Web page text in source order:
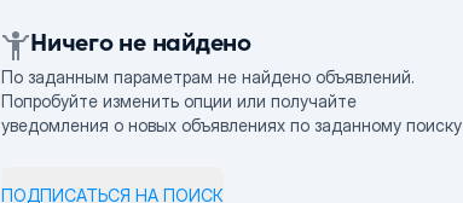
Ничего не найдено
По заданным параметрам не найдено объявлений.
Попробуйте изменить опции или получайте
уведомления о новых объявлениях по заданному поиску
ПОДПИСАТЬСЯ НА ПОИСК